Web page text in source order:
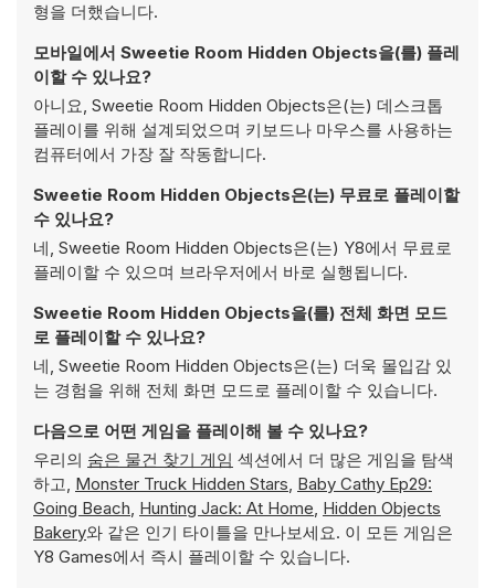
형을 더했습니다.
모바일에서 Sweetie Room Hidden Objects을(를) 플레
이할 수 있나요?
아니요, Sweetie Room Hidden Objects은(는) 데스크톱
플레이를 위해 설계되었으며 키보드나 마우스를 사용하는
컴퓨터에서 가장 잘 작동합니다.
Sweetie Room Hidden Objects은(는) 무료로 플레이할
수 있나요?
네, Sweetie Room Hidden Objects은(는) Y8에서 무료로
플레이할 수 있으며 브라우저에서 바로 실행됩니다.
Sweetie Room Hidden Objects을(를) 전체 화면 모드
로 플레이할 수 있나요?
네, Sweetie Room Hidden Objects은(는) 더욱 몰입감 있
는 경험을 위해 전체 화면 모드로 플레이할 수 있습니다.
다음으로 어떤 게임을 플레이해 볼 수 있나요?
우리의 숨은 물건 찾기 게임 섹션에서 더 많은 게임을 탐색
하고, Monster Truck Hidden Stars, Baby Cathy Ep29:
Going Beach, Hunting Jack: At Home, Hidden Objects
Bakery와 같은 인기 타이틀을 만나보세요. 이 모든 게임은
Y8 Games에서 즉시 플레이할 수 있습니다.